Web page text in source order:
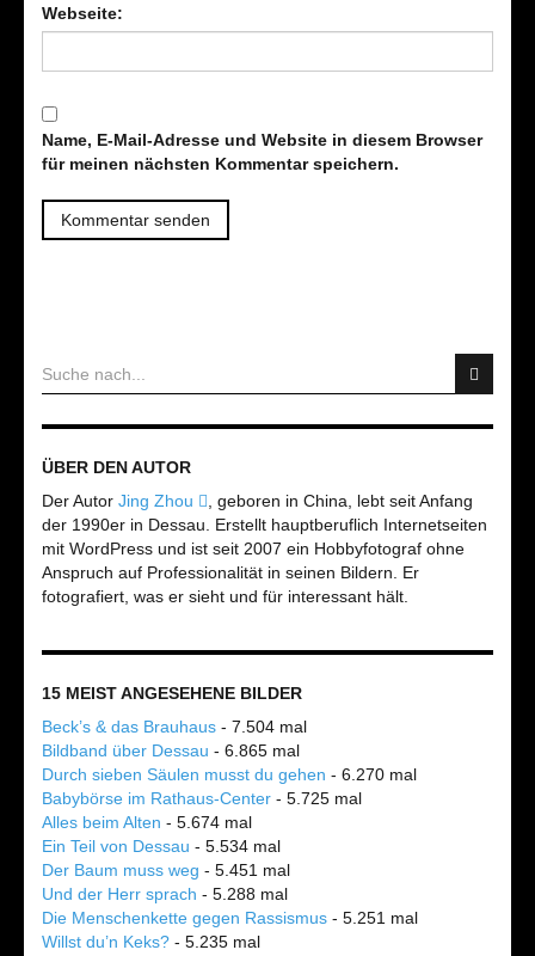
Webseite:
Name, E-Mail-Adresse und Website in diesem Browser
für meinen nächsten Kommentar speichern.
ÜBER DEN AUTOR
Der Autor Jing Zhou
, geboren in China, lebt seit Anfang
der 1990er in Dessau. Erstellt hauptberuflich Internetseiten
mit WordPress und ist seit 2007 ein Hobbyfotograf ohne
Anspruch auf Professionalität in seinen Bildern. Er
fotografiert, was er sieht und für interessant hält.
15 MEIST ANGESEHENE BILDER
Beck’s & das Brauhaus - 7.504 mal
Bildband über Dessau - 6.865 mal
Durch sieben Säulen musst du gehen - 6.270 mal
Babybörse im Rathaus-Center - 5.725 mal
Alles beim Alten - 5.674 mal
Ein Teil von Dessau - 5.534 mal
Der Baum muss weg - 5.451 mal
Und der Herr sprach - 5.288 mal
Die Menschenkette gegen Rassismus - 5.251 mal
Willst du’n Keks? - 5.235 mal